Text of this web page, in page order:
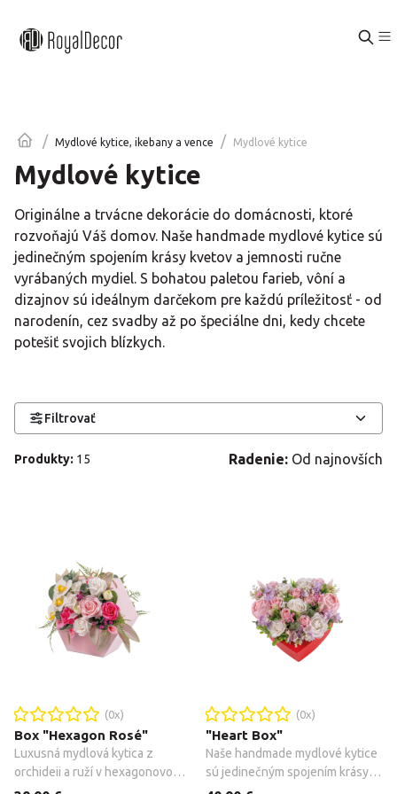
/ Mydlové kytice, ikebany a vence / Mydlové kytice
Mydlové kytice
Originálne a trvácne dekorácie do domácnosti, ktoré
rozvoňajú Váš domov. Naše handmade mydlové kytice sú
jedinečným spojením krásy kvetov a jemnosti ručne
vyrábaných mydiel. S bohatou paletou farieb, vôní a
dizajnov sú ideálnym darčekom pre každú príležitosť - od
narodenín, cez svadby až po špeciálne dni, kedy chcete
potešiť svojich blízkych.
Filtrovať
Produkty: 15 Radenie: Od najnovších
(0x)
Box "Hexagon Rosé"
Luxusná mydlová kytica z
orchideii a ruží v hexagonovom
boxe vystihujú dokonalý a
(0x)
"Heart Box"
Naše handmade mydlové kytice
sú jedinečným spojením krásy
kvetov a jemnosti ručne